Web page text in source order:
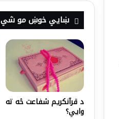
ښايي خوښ مو شي
د قرآنکریم شفاعت څه ته
وايي؟